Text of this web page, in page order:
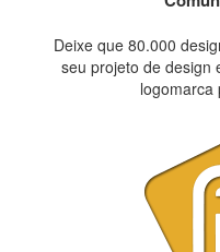
Deixe que 80.000
seu projeto de design
logomarca